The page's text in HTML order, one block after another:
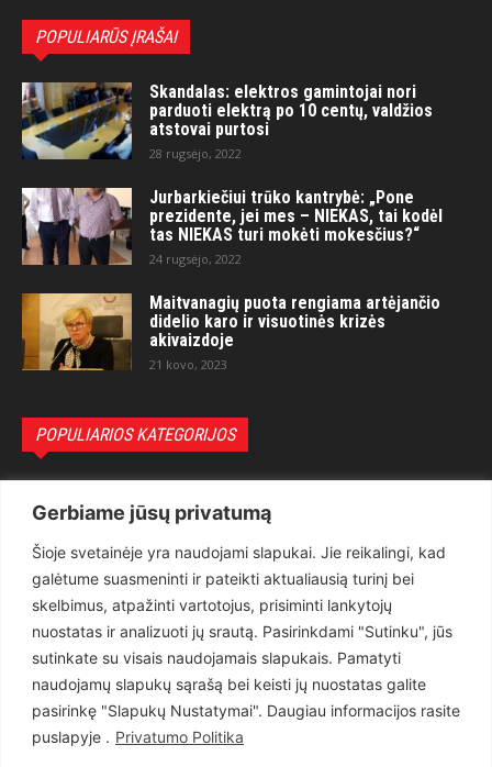
Gerbiame jūsų privatumą
Šioje svetainėje yra naudojami slapukai. Jie reikalingi, kad
galėtume suasmeninti ir pateikti aktualiausią turinį bei
skelbimus, atpažinti vartotojus, prisiminti lankytojų
nuostatas ir analizuoti jų srautą. Pasirinkdami "Sutinku", jūs
sutinkate su visais naudojamais slapukais. Pamatyti
naudojamų slapukų sąrašą bei keisti jų nuostatas galite
pasirinkę "Slapukų Nustatymai". Daugiau informacijos rasite
puslapyje . Privatumo Politika
POPULIARŪS ĮRAŠAI
Skandalas: elektros gamintojai nori
parduoti elektrą po 10 centų, valdžios
atstovai purtosi
28 rugsėjo, 2022
Jurbarkiečiui trūko kantrybė: „Pone
prezidente, jei mes – NIEKAS, tai kodėl
tas NIEKAS turi mokėti mokesčius?“
24 rugsėjo, 2022
Maitvanagių puota rengiama artėjančio
didelio karo ir visuotinės krizės
akivaizdoje
21 kovo, 2023
POPULIARIOS KATEGORIJOS
Teisėsauga
1497
Aktualu
Lietuva
619
Pasaulis
Статьи на русском
Articles in english